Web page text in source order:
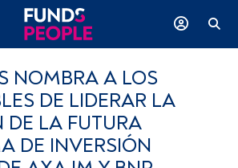
NOMBRA A LOS
DE LIDERAR LA
DE LA FUTURA
DE INVERSIÓN